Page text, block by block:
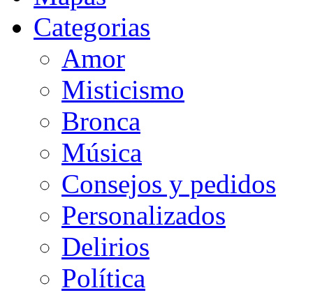
Categorias
Amor
Misticismo
Bronca
Música
Consejos y pedidos
Personalizados
Delirios
Política